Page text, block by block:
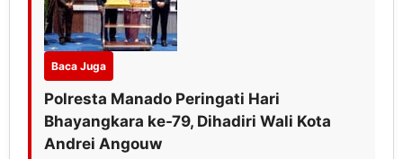
Baca Juga
Polresta Manado Peringati Hari
Bhayangkara ke-79, Dihadiri Wali Kota
Andrei Angouw